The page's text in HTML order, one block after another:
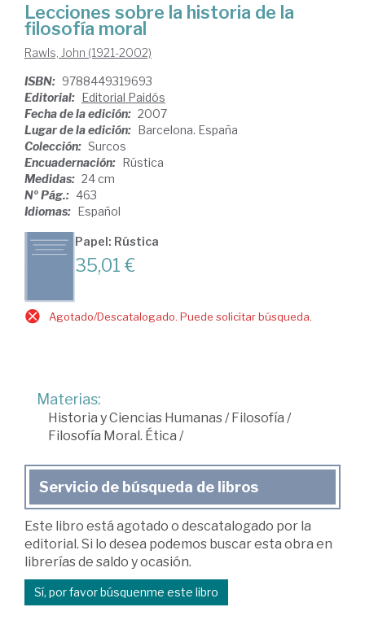
Lecciones sobre la historia de la
filosofía moral
Rawls, John (1921-2002)
ISBN: 9788449319693
Editorial: Editorial Paidós
Fecha de la edición: 2007
Lugar de la edición: Barcelona. España
Colección: Surcos
Encuadernación: Rústica
Medidas: 24 cm
Nº Pág.: 463
Idiomas: Español
Papel: Rústica
35,01 €
Agotado/Descatalogado. Puede solicitar búsqueda.
Materias:
Historia y Ciencias Humanas /Filosofía /
Filosofía Moral. Ética /
Servicio de búsqueda de libros
Este libro está agotado o descatalogado por la
editorial. Si lo desea podemos buscar esta obra en
librerías de saldo y ocasión.
Sí, por favor búsquenme este libro